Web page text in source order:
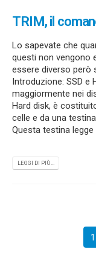
TRIM, il
Lo sapevate che
questi non vengono
essere diverso però
Introduzione: SSD e
maggiormente nei
Hard disk, è
celle e da una
Questa testina
LEGGI DI PIÙ...
1